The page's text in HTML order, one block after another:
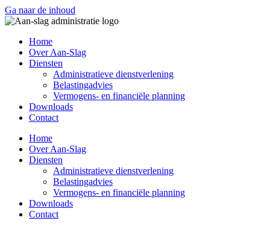
Ga naar de inhoud
Home
Over Aan-Slag
Diensten
Administratieve dienstverlening
Belastingadvies
Vermogens- en financiële planning
Downloads
Contact
Home
Over Aan-Slag
Diensten
Administratieve dienstverlening
Belastingadvies
Vermogens- en financiële planning
Downloads
Contact